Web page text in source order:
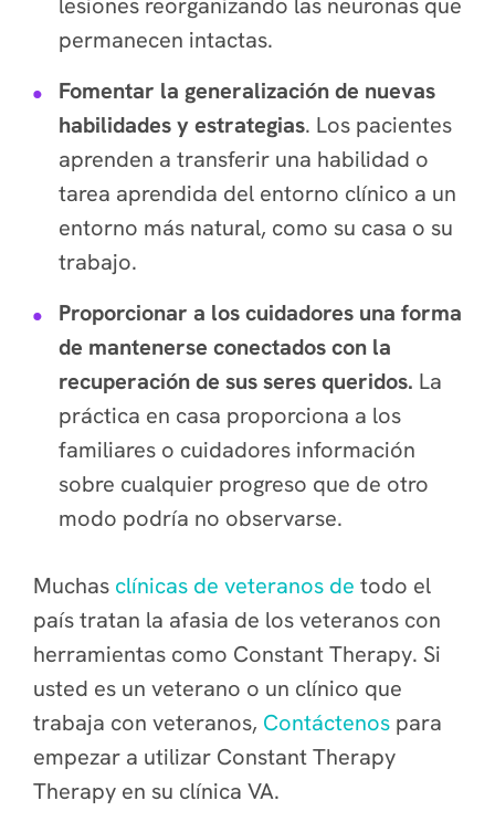
lesiones reorganizando las neuronas que
permanecen intactas.
Fomentar la generalización de nuevas
habilidades y estrategias. Los pacientes
aprenden a transferir una habilidad o
tarea aprendida del entorno clínico a un
entorno más natural, como su casa o su
trabajo.
Proporcionar a los cuidadores una forma
de mantenerse conectados con la
recuperación de sus seres queridos. La
práctica en casa proporciona a los
familiares o cuidadores información
sobre cualquier progreso que de otro
modo podría no observarse.
Muchas clínicas de veteranos de todo el
país tratan la afasia de los veteranos con
herramientas como Constant Therapy. Si
usted es un veterano o un clínico que
trabaja con veteranos, Contáctenos para
empezar a utilizar Constant Therapy
Therapy en su clínica VA.